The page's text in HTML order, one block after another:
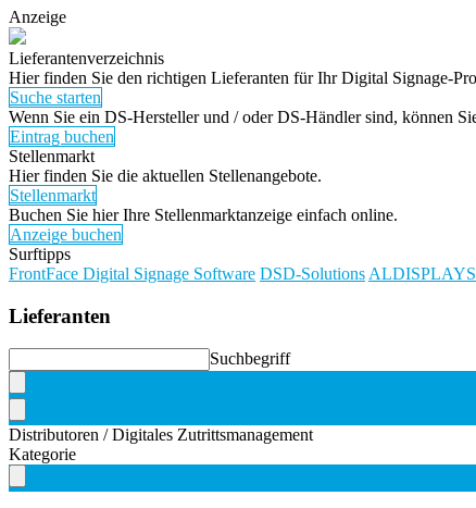
Anzeige
Lieferantenverzeichnis
Hier finden Sie den richtigen Lieferanten für Ihr Digital Signage-
Suche starten
Wenn Sie ein DS-Hersteller und / oder DS-Händler sind, können
Eintrag buchen
Stellenmarkt
Hier finden Sie die aktuellen Stellenangebote.
Stellenmarkt
Buchen Sie hier Ihre Stellenmarktanzeige einfach online.
Anzeige buchen
Surftipps
FrontFace Digital Signage Software DSD-Solutions ALDISPLAYS
Lieferanten
Suchbegriff
Distributoren / Digitales Zutrittsmanagement
Kategorie